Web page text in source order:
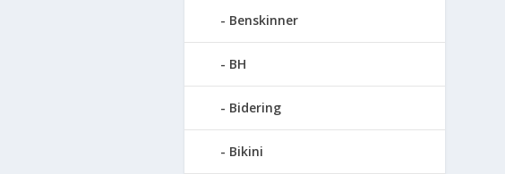
Benskinner
BH
Bidering
Bikini